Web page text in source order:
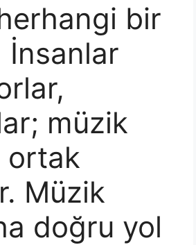
bir
müzik
ortak
Müzik
doğru yol